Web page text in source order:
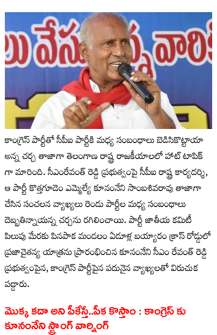
కాంగ్రెస్ పార్టీతో సీపీఐ పార్టీకి మధ్య సంబంధాలు బెడిసికొట్టాయా
అన్న చర్చ తాజాగా తెలంగాణ రాష్ట్ర రాజకీయాలలో హాట్ టాపిక్
గా మారింది. సీఎంరేవంత్ రెడ్డి ప్ర‌భుత్వంపై సీపీఐ రాష్ట్ర కార్యదర్శి,
ఆ పార్టీ కొత్తగూడెం ఎమ్మెల్యే కూనంనేని సాంబశివరావు తాజాగా
చేసిన సంచ‌లన వ్యాఖ్యలు రెండు పార్టీల మధ్య సంబంధాలు
దెబ్బతిన్నాయన్న చర్చను రగిలించాయి. పార్టీ జాతీయ కమిటీ
పిలుపు మేరకు పినపాక మండలం ఏడూళ్ల బయ్యారం క్రాస్ రోడ్డులో
ప్రజాచైతన్య యాత్రను ప్రారంభించిన కూనంనేని సీఎం రేవంత్ రెడ్డి
ప్రభుత్వంపైన, కాంగ్రెస్ పార్టీపైన పదునైన వ్యాఖ్యలతో విరుచుక
పడ్డారు.
మొక్క కదా అని పీకేస్తే..పీక కొస్తాం : కాంగ్రెస్ కు
కూనంనేని స్ట్రాంగ్ వార్నింగ్